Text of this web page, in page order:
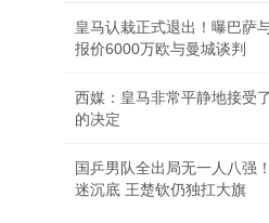
皇马认栽正式退出！曝巴萨
报价6000万欧与曼城谈判
西媒：皇马非常平静地接受
的决定
国乒男队全出局无一人八强
迷沉底 王楚钦仍独扛大旗